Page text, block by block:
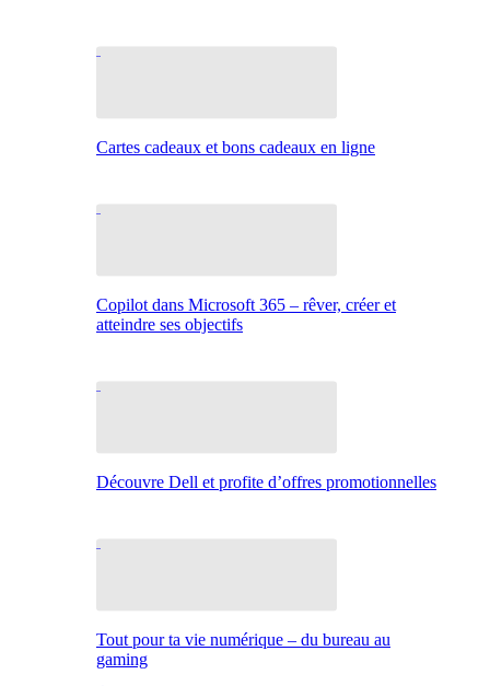
Cartes cadeaux et bons cadeaux en ligne
Copilot dans Microsoft 365 – rêver, créer et
atteindre ses objectifs
Découvre Dell et profite d’offres promotionnelles
Tout pour ta vie numérique – du bureau au
gaming